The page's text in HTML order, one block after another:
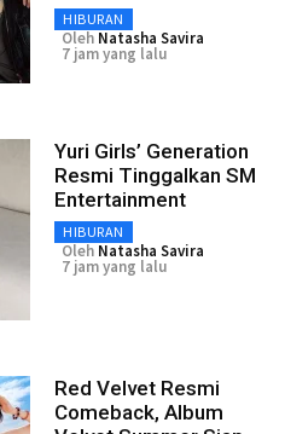
HIBURAN
Oleh Natasha Savira
7 jam yang lalu
Yuri Girls’ Generation
Resmi Tinggalkan SM
Entertainment
HIBURAN
Oleh Natasha Savira
7 jam yang lalu
Red Velvet Resmi
Comeback, Album